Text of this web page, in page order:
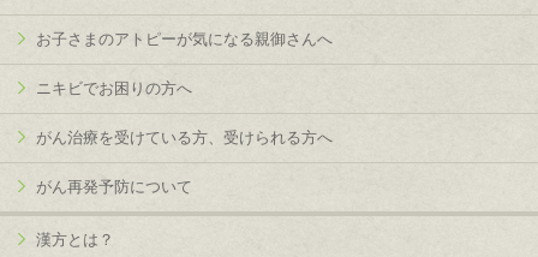
お子さまのアトピーが気になる親御さんへ
ニキビでお困りの方へ
がん治療を受けている方、受けられる方へ
がん再発予防について
漢方とは？